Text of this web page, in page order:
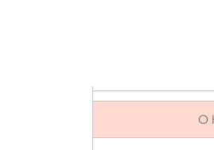
SKIP TO О